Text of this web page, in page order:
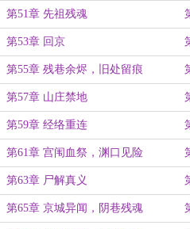
第51章 先祖残魂
第53章 回京
第55章 残巷余烬，旧处留痕
第57章 山庄禁地
第59章 经络重连
第61章 宫闱血祭，渊口见险
第63章 尸解真义
第65章 京城异闻，阴巷残魂